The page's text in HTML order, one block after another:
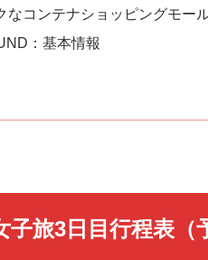
なコンテナショッピングモー
：基本情報
旅3日目行程表（